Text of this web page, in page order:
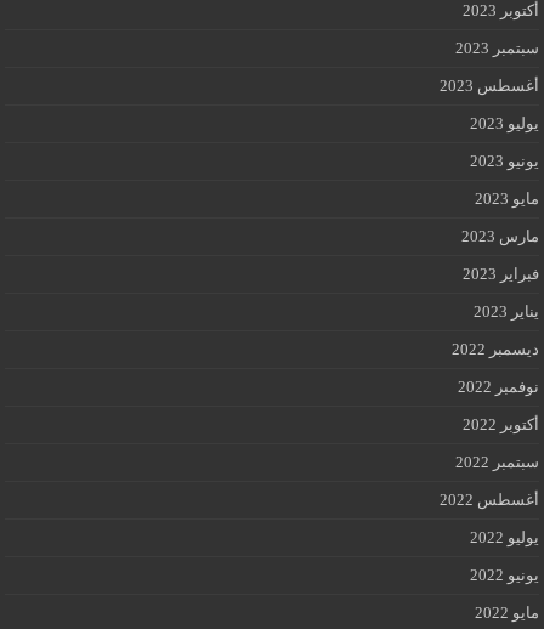
أكتوبر 2023
سبتمبر 2023
أغسطس 2023
يوليو 2023
يونيو 2023
مايو 2023
مارس 2023
فبراير 2023
يناير 2023
ديسمبر 2022
نوفمبر 2022
أكتوبر 2022
سبتمبر 2022
أغسطس 2022
يوليو 2022
يونيو 2022
مايو 2022